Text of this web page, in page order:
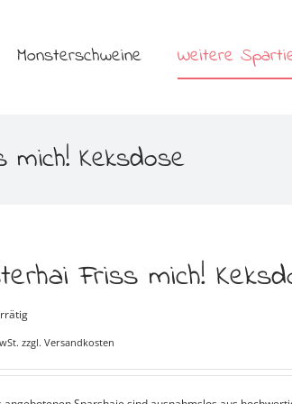
Monsterschweine Weitere
mich! Keksdose
Friss mich!
zzgl. Versandkosten